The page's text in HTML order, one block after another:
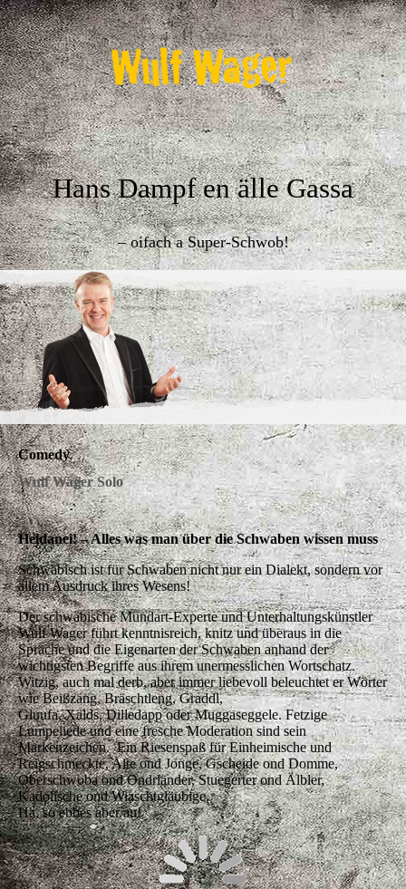
Hans Dampf en älle Gassa
– oifach a Super-Schwob!
Comedy
Wulf Wager Solo
Heidanei! – Alles was man über die Schwaben wissen muss
Schwäbisch ist für Schwaben nicht nur ein Dialekt, sondern vor
allem Ausdruck ihres Wesens!
Der schwäbische Mundart-Experte und Unterhaltungskünstler
Wulf Wager führt kenntnisreich, knitz und überaus in die
Sprache und die Eigenarten der Schwaben anhand der
wichtigsten ­Begriffe aus ihrem unermesslichen Wortschatz.
Witzig, auch mal derb, aber immer liebevoll beleuchtet er Wörter
wie Beißzang, Bräschtleng, Graddl,
Gluufa, Xälds, Dilledapp oder Muggaseggele. Fetzige
Lumpeliede und eine fresche Moderation sind sein
Markenzeichen. Ein Riesenspaß für Einheimische und
Reigschmeckte, Alte ond Jonge, Gscheide ond Domme,
Oberschwoba ond Ondrländer, Stuegerter ond Älbler,
Kadolische ond Wiaschtgläubige.
Ha, so ebbes aber au!